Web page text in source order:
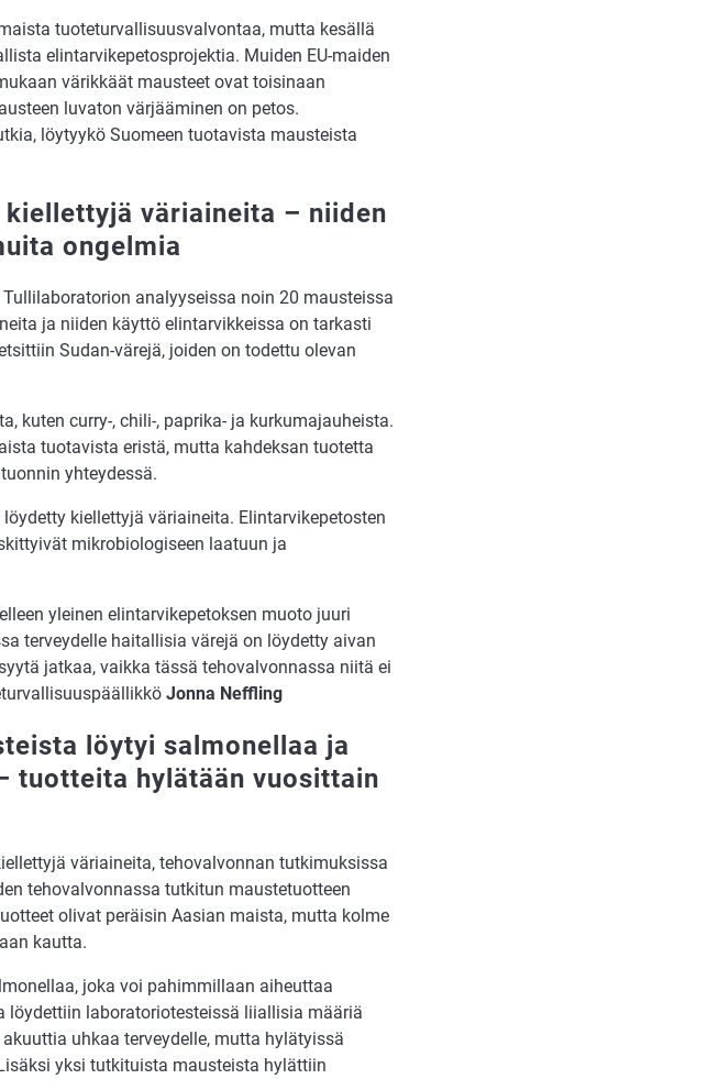
tuoteturvallisuusvalvontaa, mutta kesällä
elintarvikepetosprojektia. Muiden EU-maiden
värikkäät mausteet ovat toisinaan
luvaton värjääminen on petos.
löytyykö Suomeen tuotavista mausteista
väriaineita – niiden
ongelmia
analyyseissa noin 20 mausteissa
ja niiden käyttö elintarvikkeissa on tarkasti
Sudan-värejä, joiden on todettu olevan
kuten curry-, chili-, paprika- ja kurkumajauheista.
tuotavista eristä, mutta kahdeksan tuotetta
yhteydessä.
kiellettyjä väriaineita. Elintarvikepetosten
mikrobiologiseen laatuun ja
yleinen elintarvikepetoksen muoto juuri
terveydelle haitallisia värejä on löydetty aivan
jatkaa, vaikka tässä tehovalvonnassa niitä ei
Jonna Neffling
löytyi salmonellaa ja
tuotteita hylätään vuosittain
väriaineita, tehovalvonnan tutkimuksissa
tehovalvonnassa tutkitun maustetuotteen
olivat peräisin Aasian maista, mutta kolme
kautta.
joka voi pahimmillaan aiheuttaa
löydettiin laboratoriotesteissä liiallisia määriä
uhkaa terveydelle, mutta hylätyissä
yksi tutkituista mausteista hylättiin